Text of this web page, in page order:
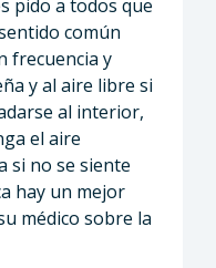
pido a todos que
común
frecuencia y
y al aire libre si
al interior,
el aire
si no se siente
hay un mejor
médico sobre la